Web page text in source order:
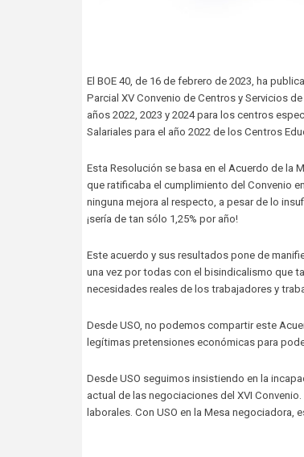
El BOE 40, de 16 de febrero de 2023, ha
Parcial XV Convenio de Centros y Servicios
años 2022, 2023 y 2024 para los centros
Salariales para el año 2022 de los Centros
Esta Resolución se basa en el Acuerdo de la
que ratificaba el cumplimiento del Convenio
ninguna mejora al respecto, a pesar de lo
¡sería de tan sólo 1,25% por año!
Este acuerdo y sus resultados pone de
una vez por todas con el bisindicalismo que
necesidades reales de los trabajadores y
Desde USO, no podemos compartir este
legítimas pretensiones económicas para
Desde USO seguimos insistiendo en la
actual de las negociaciones del XVI
laborales. Con USO en la Mesa negociadora,